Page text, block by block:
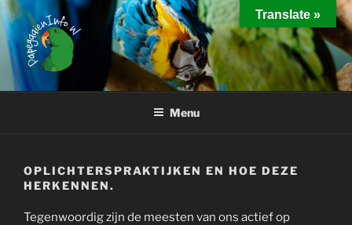
Ga
naar
de
inhoud
PAPEGAAIEN INFO
Interessante weetjes over het houden van papegaaien
Menu
OPLICHTERSPRAKTIJKEN EN HOE DEZE
HERKENNEN.
Tegenwoordig zijn de meesten van ons actief op
Translate »